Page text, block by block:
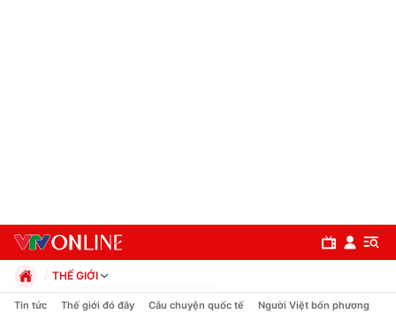
THẾ GIỚI
Chính trị
Tin tức Thế giới đó đây Câu chuyện quốc tế Người Việt bốn phương